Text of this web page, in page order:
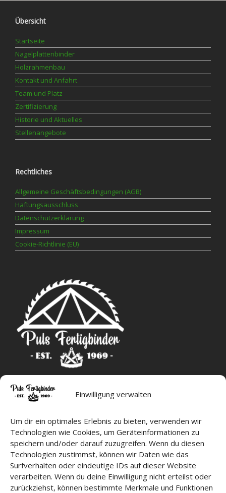
Einwilligung verwalten
Um dir ein optimales Erlebnis zu bieten, verwenden wir
Technologien wie Cookies, um Geräteinformationen zu
speichern und/oder darauf zuzugreifen. Wenn du diesen
Technologien zustimmst, können wir Daten wie das
Surfverhalten oder eindeutige IDs auf dieser Website
verarbeiten. Wenn du deine Einwilligung nicht erteilst oder
zurückziehst, können bestimmte Merkmale und Funktionen
Übersicht
Startseite
Nagelplattenbinder
Holzrahmenbau
Kontakt und Anfahrt
Team und Platz
Zertifizierung
Historie und Aktuelles
Stellenangebote
Rechtliches
Allgemeine Geschäftsbedingungen (AGB)
Haftungsausschluss
Datenschutzerklärung
Impressum
Cookie-Richtlinie (EU)
Stichwortsuche
Suchen
nach:
Standort
Puls Fertigbinder GmbH